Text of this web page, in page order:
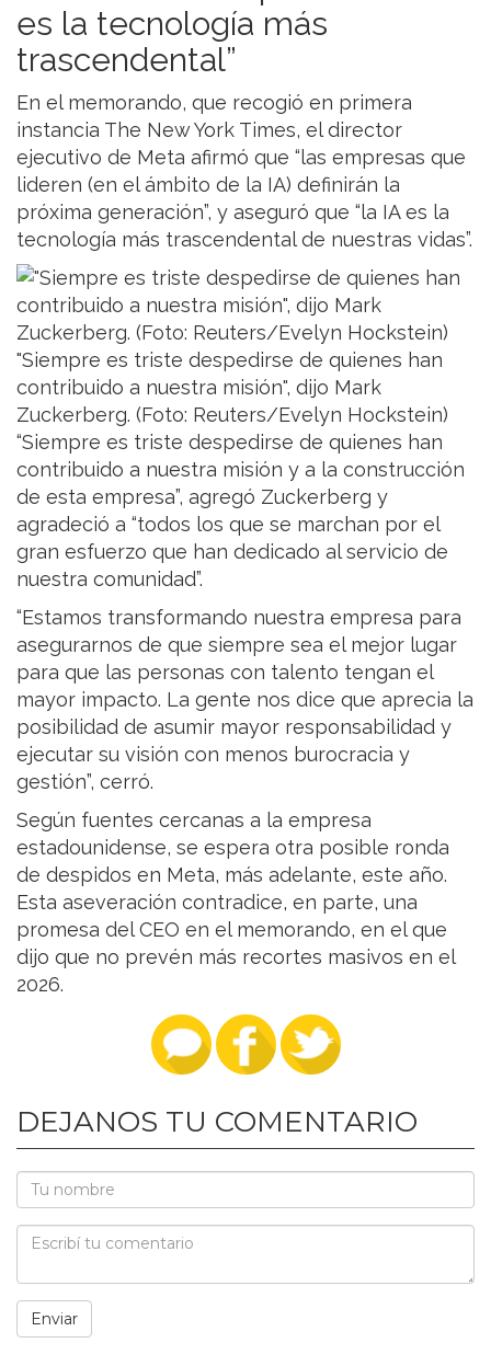
es la tecnología más
trascendental”
En el memorando, que recogió en primera
instancia The New York Times, el director
ejecutivo de Meta afirmó que “las empresas que
lideren (en el ámbito de la IA) definirán la
próxima generación”, y aseguró que “la IA es la
tecnología más trascendental de nuestras vidas”.
"Siempre es triste despedirse de quienes han
contribuido a nuestra misión", dijo Mark
Zuckerberg. (Foto: Reuters/Evelyn Hockstein)
“Siempre es triste despedirse de quienes han
contribuido a nuestra misión y a la construcción
de esta empresa”, agregó Zuckerberg y
agradeció a “todos los que se marchan por el
gran esfuerzo que han dedicado al servicio de
nuestra comunidad”.
“Estamos transformando nuestra empresa para
asegurarnos de que siempre sea el mejor lugar
para que las personas con talento tengan el
mayor impacto. La gente nos dice que aprecia la
posibilidad de asumir mayor responsabilidad y
ejecutar su visión con menos burocracia y
gestión”, cerró.
Según fuentes cercanas a la empresa
estadounidense, se espera otra posible ronda
de despidos en Meta, más adelante, este año.
Esta aseveración contradice, en parte, una
promesa del CEO en el memorando, en el que
dijo que no prevén más recortes masivos en el
2026.
DEJANOS TU COMENTARIO